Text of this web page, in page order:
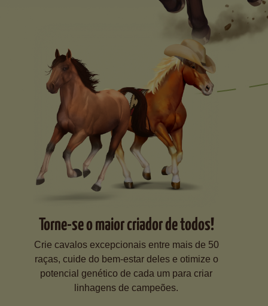
Torne-se o maior criador de todos!
Crie cavalos excepcionais entre mais de 50
raças, cuide do bem-estar deles e otimize o
potencial genético de cada um para criar
linhagens de campeões.